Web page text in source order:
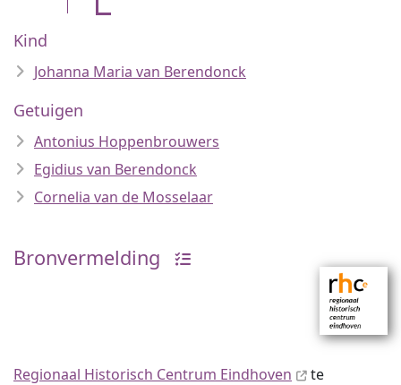
Kind
Johanna Maria van Berendonck
Getuigen
Antonius Hoppenbrouwers
Egidius van Berendonck
Cornelia van de Mosselaar
Bronvermelding
Regionaal Historisch Centrum Eindhoven
te